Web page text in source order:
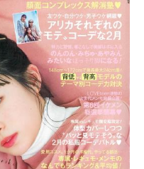
Apieu
す。
重さゼロ。進化を
「ミシャ M プロ ブ
ョン」誕生
2026.07.06